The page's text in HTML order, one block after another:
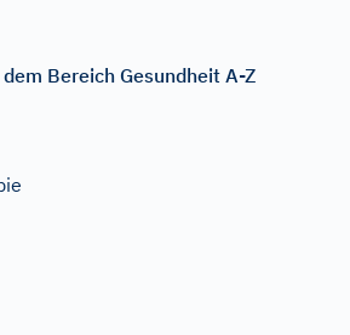
Bereich Gesundheit A-Z